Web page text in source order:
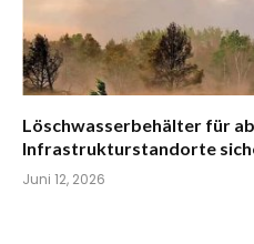
Löschwasserbehälter für
Infrastrukturstandorte
Juni 12, 2026